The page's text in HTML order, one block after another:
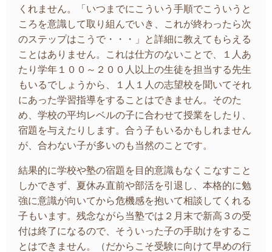
くれません。「いつまでにこういう手順でこういうと
ころを意識して取り組んでいき、これが終わったら次
のステップはこうで・・・」と詳細に教えてもらえる
ことはありません。これは仕方のないことで、１人あ
たり学年１００～２００人以上の生徒を担当する先生
もいるでしょうから、１人１人の志望校を聞いてそれ
にあった学習指導をすることはできません。そのた
め、学校の平均レベルの子に合わせて授業をしたり、
宿題を与えたりします。合う子もいるかもしれません
が、合わない子が多いのも当然のことです。
結果的に学校や塾の宿題を目的意識もなくこなすこと
しかできず、夏休み直前や部活を引退し、本格的に勉
強に意識が向いてから危機感を抱いて相談してくれる
子もいます。残念ながら当塾では２月末で新高３の受
付は終了になるので、そういった子の手助けをするこ
とはできません。（だからこそ受験に向けて早めの行